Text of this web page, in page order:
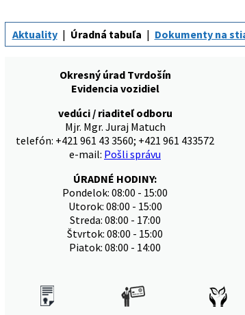
Aktuality Úradná tabuľa Dokumenty na
Okresný úrad Tvrdošín
Evidencia vozidiel
vedúci / riaditeľ odboru
Mjr. Mgr. Juraj Matuch
telefón: +421 961 43 3560; +421 961 433572
e-mail: Pošli správu
ÚRADNÉ HODINY:
Pondelok: 08:00 - 15:00
Utorok: 08:00 - 15:00
Streda: 08:00 - 17:00
Štvrtok: 08:00 - 15:00
Piatok: 08:00 - 14:00